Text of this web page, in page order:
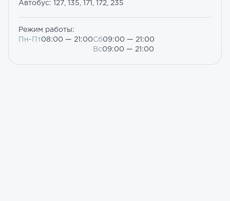
Автобус: 127, 135, 171, 172, 235
Режим работы:
Пн-Пт08:00 — 21:00Сб09:00 — 21:00
Вс09:00 — 21:00